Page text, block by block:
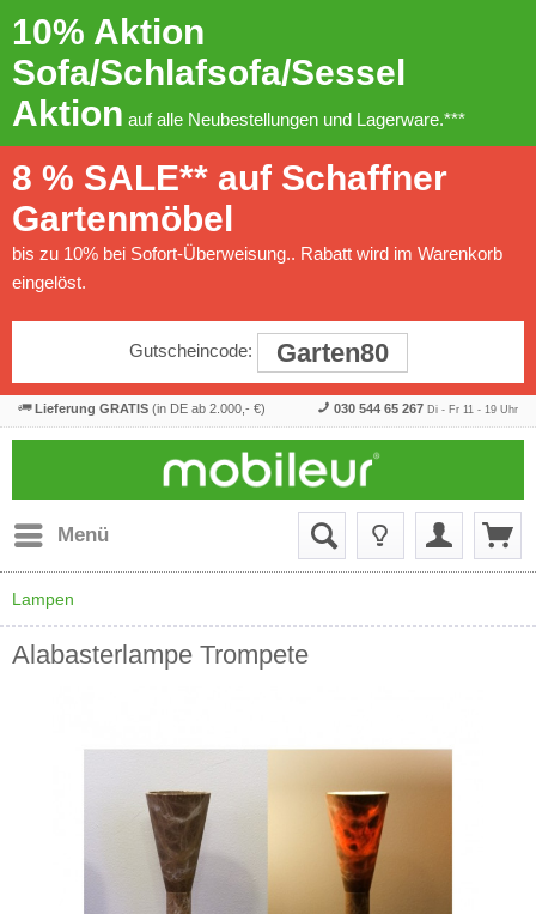
10% Aktion
Sofa/Schlafsofa/Sessel
Aktion auf alle Neubestellungen und Lagerware.***
8 % SALE** auf Schaffner
Gartenmöbel
bis zu 10% bei Sofort-Überweisung.. Rabatt wird im Warenkorb
eingelöst.
Gutscheincode: Garten80
Lieferung GRATIS (in DE ab 2.000,- €) 030 544 65 267 Di - Fr 11 - 19 Uhr
Menü
Lampen
Alabasterlampe Trompete